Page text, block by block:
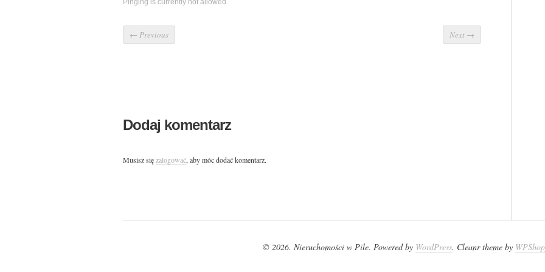
Pinging is currently not allowed.
← Previous Next →
Dodaj komentarz
Musisz sięzalogować, aby móc dodać komentarz.
© 2026. Nieruchomości w Pile. Powered by WordPress. Cleanr theme by